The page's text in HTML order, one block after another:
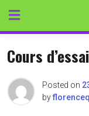
content
Cours
Posted on
by